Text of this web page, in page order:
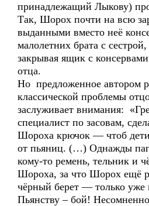
принадлежащий Лыкову)
Так, Шорох почти на всю
выданными вместо неё
малолетних брата с
закрывая ящик с
отца.
Но предложенное автором
классической проблемы
заслуживает внимания:
специалист по засовам,
Шороха крючок — чтоб дети
от пьяниц. (…) Однажды
кому-то ремень, тельник и
Шороха, за что Шорох ещё
чёрный берет — только уже
Пьянству – бой!